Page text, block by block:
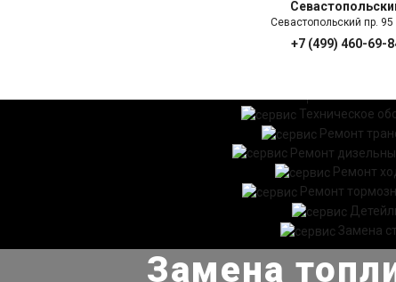
Севастопольский пр. 95
+7 (499) 460-69-
Техническое
Ремонт
Ремонт
Ремонт
Ремонт
Замена
Замена